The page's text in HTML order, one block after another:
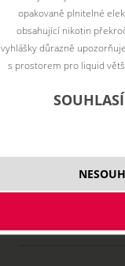
opakovaně plnitelné
obsahující nikotin
vyhlášky důrazně
s prostorem pro liquid